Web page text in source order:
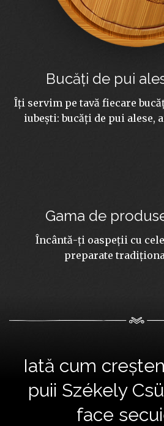
Bucăți de pui
Îți servim pe tavă fiecare
iubești: bucăți de pui alese,
Gama de
Încântă-ți oaspeții cu
preparate
Iată cum
puii Székely
face